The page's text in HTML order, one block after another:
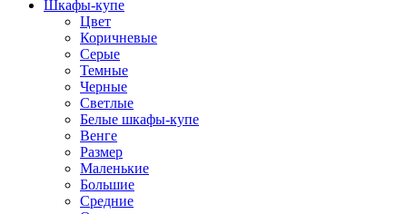
Шкафы-купе
Цвет
Коричневые
Серые
Темные
Черные
Светлые
Белые шкафы-купе
Венге
Размер
Маленькие
Большие
Средние